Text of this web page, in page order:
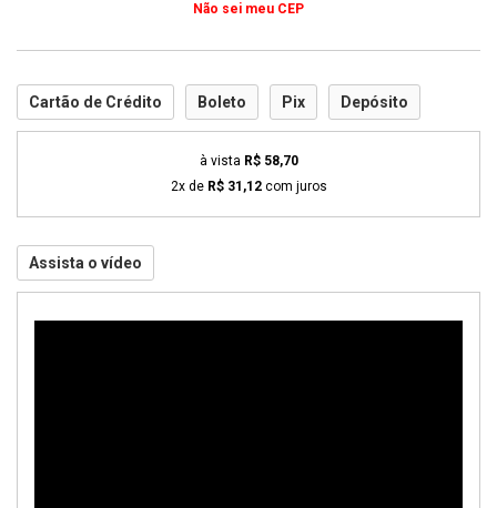
Não sei meu CEP
Cartão de Crédito Boleto Pix Depósito
à vista R$ 58,70
2x de R$ 31,12com juros
Assista o vídeo